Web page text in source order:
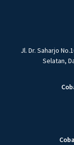
Jl. Dr. Saharjo
Selatan,